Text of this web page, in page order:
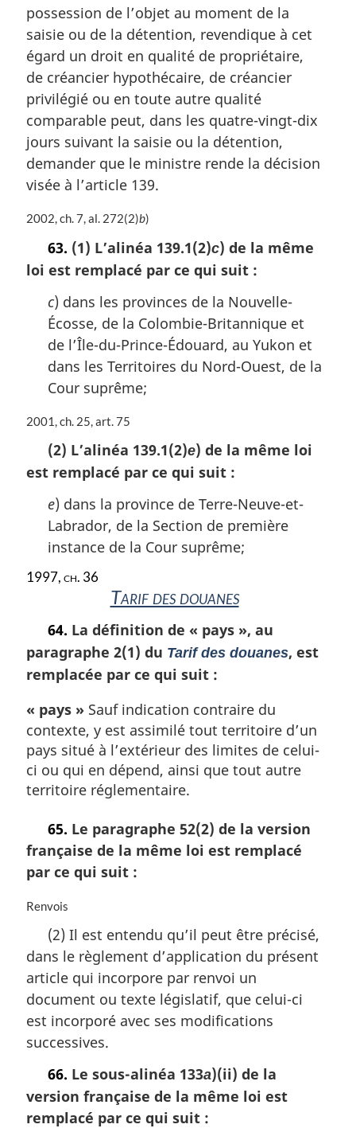
a
l
e
:
possession de l’objet au moment de la
saisie ou de la détention, revendique à cet
égard un droit en qualité de propriétaire,
de créancier hypothécaire, de créancier
privilégié ou en toute autre qualité
comparable peut, dans les quatre-vingt-dix
jours suivant la saisie ou la détention,
demander que le ministre rende la décision
visée à l’article 139.
N
e
e
2002, ch. 7, al. 272(2)b)
63. (1) L’alinéa 139.1(2)c) de la même
loi est remplacé par ce qui suit :
c) dans les provinces de la Nouvelle-
Écosse, de la Colombie-Britannique et
de l’Île-du-Prince-Édouard, au Yukon et
dans les Territoires du Nord-Ouest, de la
Cour suprême;
N
e
n
2001, ch. 25, art. 75
(2) L’alinéa 139.1(2)e) de la même loi
est remplacé par ce qui suit :
e) dans la province de Terre-Neuve-et-
Labrador, de la Section de première
instance de la Cour suprême;
1997, ch. 36
Tarif des douanes
64. La définition de « pays », au
paragraphe 2(1) du Tarif des douanes, est
remplacée par ce qui suit :
« pays » Sauf indication contraire du
contexte, y est assimilé tout territoire d’un
pays situé à l’extérieur des limites de celui-
ci ou qui en dépend, ainsi que tout autre
territoire réglementaire.
65. Le paragraphe 52(2) de la version
française de la même loi est remplacé
par ce qui suit :
N
e
m
r
g
i
e
:
Renvois
(2) Il est entendu qu’il peut être précisé,
dans le règlement d’application du présent
article qui incorpore par renvoi un
document ou texte législatif, que celui-ci
est incorporé avec ses modifications
successives.
66. Le sous-alinéa 133a)(ii) de la
version française de la même loi est
remplacé par ce qui suit :